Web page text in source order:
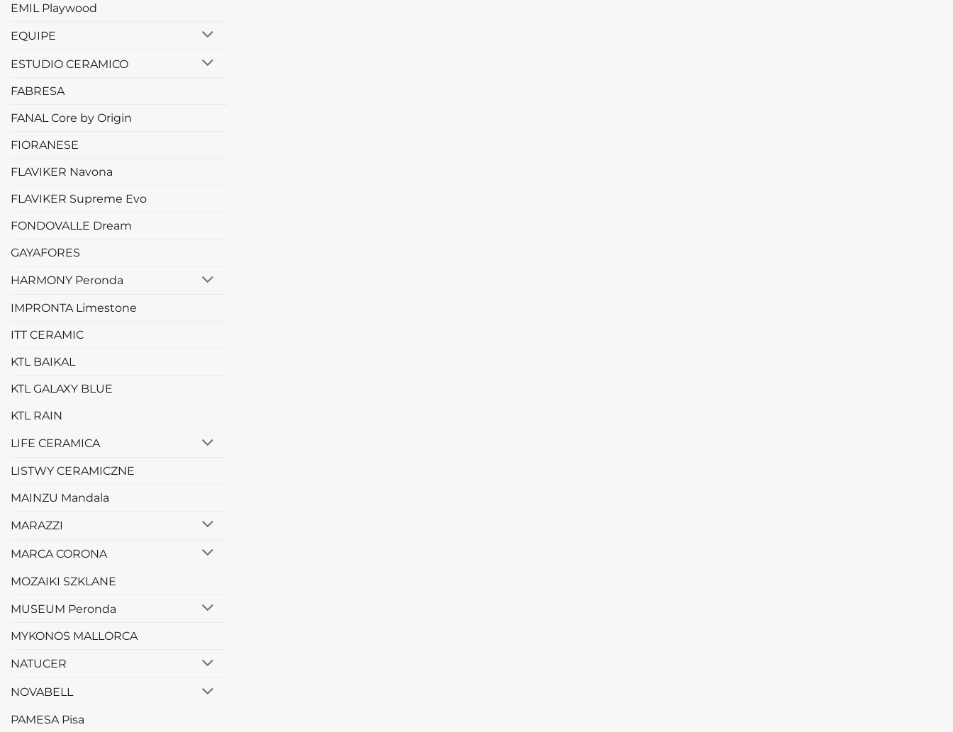
EMIL Playwood
EQUIPE
ESTUDIO CERAMICO
FABRESA
FANAL Core by Origin
FIORANESE
FLAVIKER Navona
FLAVIKER Supreme Evo
FONDOVALLE Dream
GAYAFORES
HARMONY Peronda
IMPRONTA Limestone
ITT CERAMIC
KTL BAIKAL
KTL GALAXY BLUE
KTL RAIN
LIFE CERAMICA
LISTWY CERAMICZNE
MAINZU Mandala
MARAZZI
MARCA CORONA
MOZAIKI SZKLANE
MUSEUM Peronda
MYKONOS MALLORCA
NATUCER
NOVABELL
PAMESA Pisa